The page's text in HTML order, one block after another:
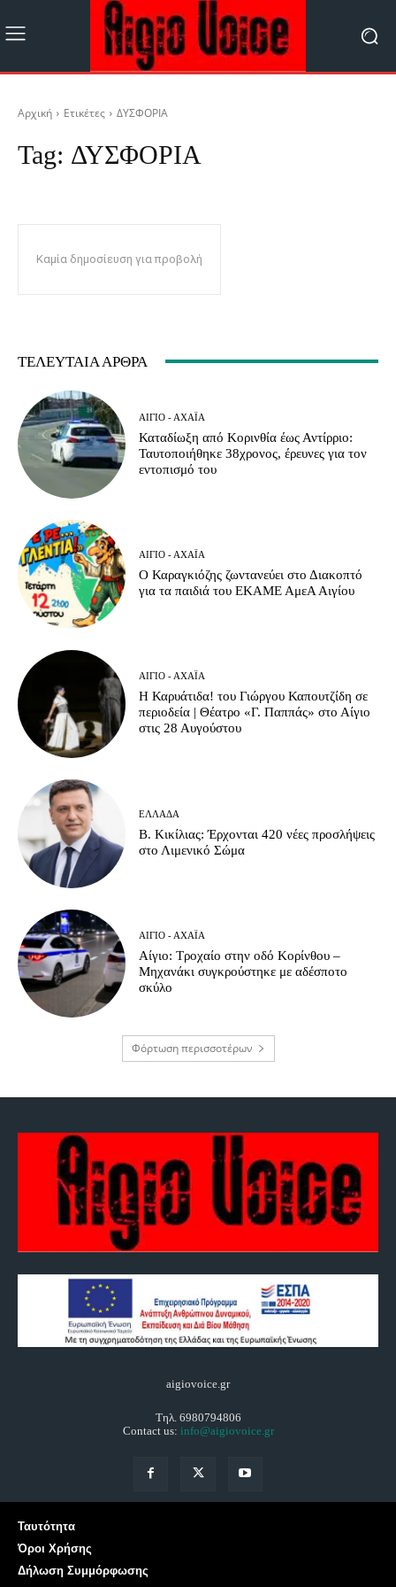
Αρχική Ετικέτες ΔΥΣΦΟΡΙΑ
Tag: ΔΥΣΦΟΡΙΑ
Καμία δημοσίευση για προβολή
ΤΕΛΕΥΤΑΊΑ ΆΡΘΡΑ
ΑΊΓΙΟ - ΑΧΑΪ́Α
Καταδίωξη από Κορινθία έως Αντίρριο:
Ταυτοποιήθηκε 38χρονος, έρευνες για τον
εντοπισμό του
ΑΊΓΙΟ - ΑΧΑΪ́Α
Ο Καραγκιόζης ζωντανεύει στο Διακοπτό
για τα παιδιά του ΕΚΑΜΕ ΑμεΑ Αιγίου
ΑΊΓΙΟ - ΑΧΑΪ́Α
Η Καρυάτιδα! του Γιώργου Καπουτζίδη σε
περιοδεία | Θέατρο «Γ. Παππάς» στο Αίγιο
στις 28 Αυγούστου
ΕΛΛΆΔΑ
Β. Κικίλιας: Έρχονται 420 νέες προσλήψεις
στο Λιμενικό Σώμα
ΑΊΓΙΟ - ΑΧΑΪ́Α
Αίγιο: Τροχαίο στην οδό Κορίνθου –
Μηχανάκι συγκρούστηκε με αδέσποτο
σκύλο
Φόρτωση περισσοτέρων
aigiovoice.gr
Τηλ. 6980794806
Contact us: info@aigiovoice.gr
Ταυτότητα
Όροι Χρήσης
Δήλωση Συμμόρφωσης